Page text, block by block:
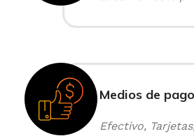
Medios de pago
Efectivo,